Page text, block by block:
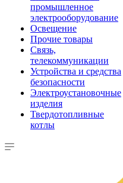
промышленное
электрооборудование
Освещение
Прочие товары
Связь,
телекоммуникации
Устройства и средства
безопасности
Электроустановочные
изделия
Твердотопливные
котлы